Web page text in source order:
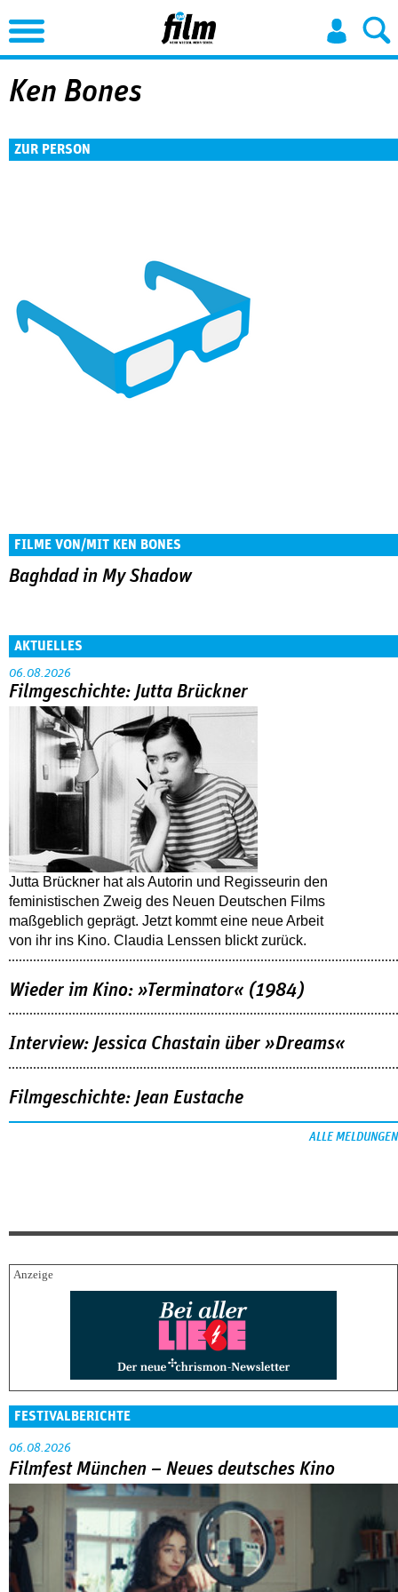
Jump to Navigation
Ken Bones
ZUR PERSON
FILME VON/MIT KEN BONES
Baghdad in My Shadow
AKTUELLES
06.08.2026
Filmgeschichte: Jutta Brückner
Jutta Brückner hat als Autorin und Regisseurin den
feministischen Zweig des Neuen Deutschen Films
maßgeblich geprägt. Jetzt kommt eine neue Arbeit
von ihr ins Kino. Claudia Lenssen blickt zurück.
Wieder im Kino: »Terminator« (1984)
Interview: Jessica Chastain über »Dreams«
Filmgeschichte: Jean Eustache
ALLE MELDUNGEN
FESTIVALBERICHTE
06.08.2026
Filmfest München – Neues deutsches Kino